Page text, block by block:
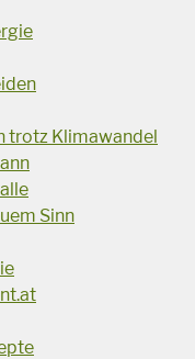
trotz Klimawandel
Sinn